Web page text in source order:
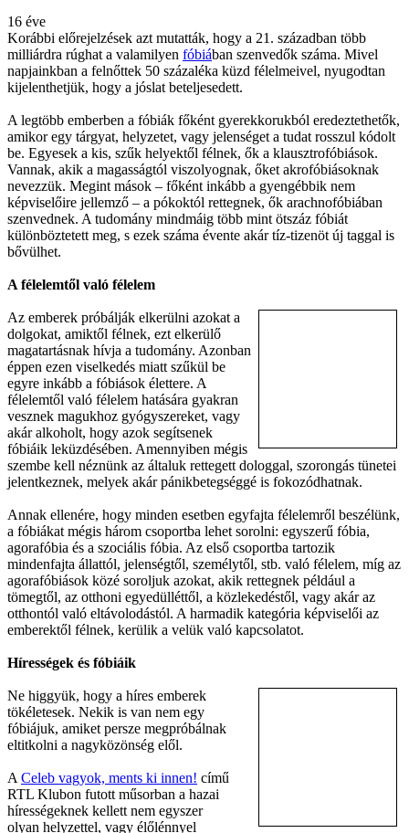
16 éve
Korábbi előrejelzések azt mutatták, hogy a 21. században több
milliárdra rúghat a valamilyen fóbiában szenvedők száma. Mivel
napjainkban a felnőttek 50 százaléka küzd félelmeivel, nyugodtan
kijelenthetjük, hogy a jóslat beteljesedett.
A legtöbb emberben a fóbiák főként gyerekkorukból eredeztethetők,
amikor egy tárgyat, helyzetet, vagy jelenséget a tudat rosszul kódolt
be. Egyesek a kis, szűk helyektől félnek, ők a klausztrofóbiások.
Vannak, akik a magasságtól viszolyognak, őket akrofóbiásoknak
nevezzük. Megint mások – főként inkább a gyengébbik nem
képviselőire jellemző – a pókoktól rettegnek, ők arachnofóbiában
szenvednek. A tudomány mindmáig több mint ötszáz fóbiát
különböztetett meg, s ezek száma évente akár tíz-tizenöt új taggal is
bővülhet.
A félelemtől való félelem
Az emberek próbálják elkerülni azokat a
dolgokat, amiktől félnek, ezt elkerülő
magatartásnak hívja a tudomány. Azonban
éppen ezen viselkedés miatt szűkül be
egyre inkább a fóbiások élettere. A
félelemtől való félelem hatására gyakran
vesznek magukhoz gyógyszereket, vagy
akár alkoholt, hogy azok segítsenek
fóbiáik leküzdésében. Amennyiben mégis
szembe kell néznünk az általuk rettegett dologgal, szorongás tünetei
jelentkeznek, melyek akár pánikbetegséggé is fokozódhatnak.
Annak ellenére, hogy minden esetben egyfajta félelemről beszélünk,
a fóbiákat mégis három csoportba lehet sorolni: egyszerű fóbia,
agorafóbia és a szociális fóbia. Az első csoportba tartozik
mindenfajta állattól, jelenségtől, személytől, stb. való félelem, míg az
agorafóbiások közé soroljuk azokat, akik rettegnek például a
tömegtől, az otthoni egyedülléttől, a közlekedéstől, vagy akár az
otthontól való eltávolodástól. A harmadik kategória képviselői az
emberektől félnek, kerülik a velük való kapcsolatot.
Hírességek és fóbiáik
Ne higgyük, hogy a híres emberek
tökéletesek. Nekik is van nem egy
fóbiájuk, amiket persze megpróbálnak
eltitkolni a nagyközönség elől.
A Celeb vagyok, ments ki innen! című
RTL Klubon futott műsorban a hazai
hírességeknek kellett nem egyszer
olyan helyzettel, vagy élőlénnyel